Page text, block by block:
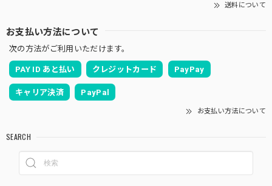
送料について
お支払い方法について
次の方法がご利用いただけます。
PAY ID あと払い クレジットカード PayPay
キャリア決済 PayPal
お支払い方法について
SEARCH